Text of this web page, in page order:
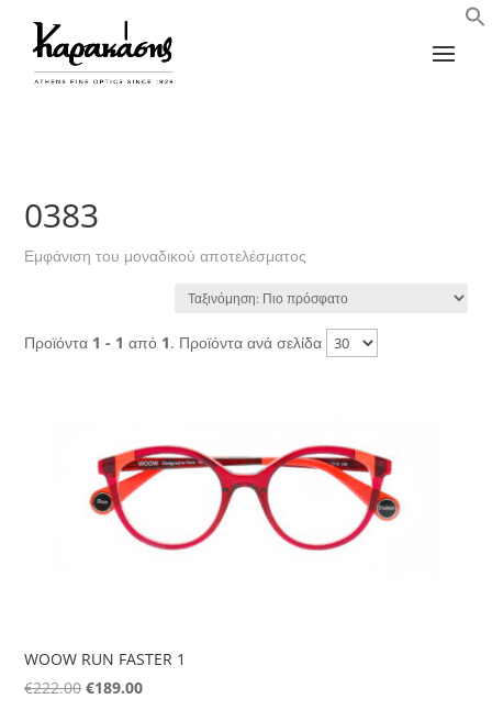
0383
Εμφάνιση του μοναδικού αποτελέσματος
Προϊόντα 1 - 1 από 1. Προϊόντα ανά σελίδα
WOOW RUN FASTER 1
€222.00Original
€189.00Η